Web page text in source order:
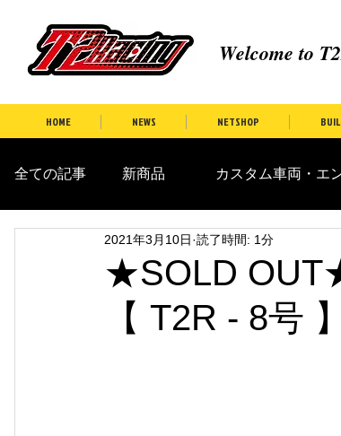
Welcome to
HOME NEWS NETSHOP
全ての記事 新商品 カスタム車両・エ
★SOLD
【 T2R - 8号
2021年3月10日 読了時間: 1分